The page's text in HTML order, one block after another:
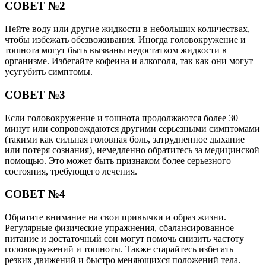
СОВЕТ №2
Пейте воду или другие жидкости в небольших количествах,
чтобы избежать обезвоживания. Иногда головокружение и
тошнота могут быть вызваны недостатком жидкости в
организме. Избегайте кофеина и алкоголя, так как они могут
усугубить симптомы.
СОВЕТ №3
Если головокружение и тошнота продолжаются более 30
минут или сопровождаются другими серьезными симптомами
(такими как сильная головная боль, затрудненное дыхание
или потеря сознания), немедленно обратитесь за медицинской
помощью. Это может быть признаком более серьезного
состояния, требующего лечения.
СОВЕТ №4
Обратите внимание на свои привычки и образ жизни.
Регулярные физические упражнения, сбалансированное
питание и достаточный сон могут помочь снизить частоту
головокружений и тошноты. Также старайтесь избегать
резких движений и быстро меняющихся положений тела.